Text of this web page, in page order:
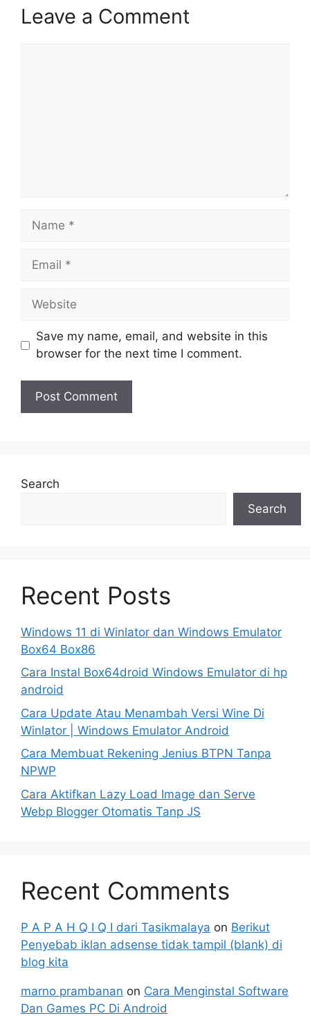
Leave a Comment
Name
Email
Website
Save my name, email, and website in this
browser for the next time I comment.
Search
Search
Recent Posts
Windows 11 di Winlator dan Windows Emulator
Box64 Box86
Cara Instal Box64droid Windows Emulator di hp
android
Cara Update Atau Menambah Versi Wine Di
Winlator | Windows Emulator Android
Cara Membuat Rekening Jenius BTPN Tanpa
NPWP
Cara Aktifkan Lazy Load Image dan Serve
Webp Blogger Otomatis Tanp JS
Recent Comments
P A P A H Q I Q I dari Tasikmalaya on Berikut
Penyebab iklan adsense tidak tampil (blank) di
blog kita
marno prambanan on Cara Menginstal Software
Dan Games PC Di Android